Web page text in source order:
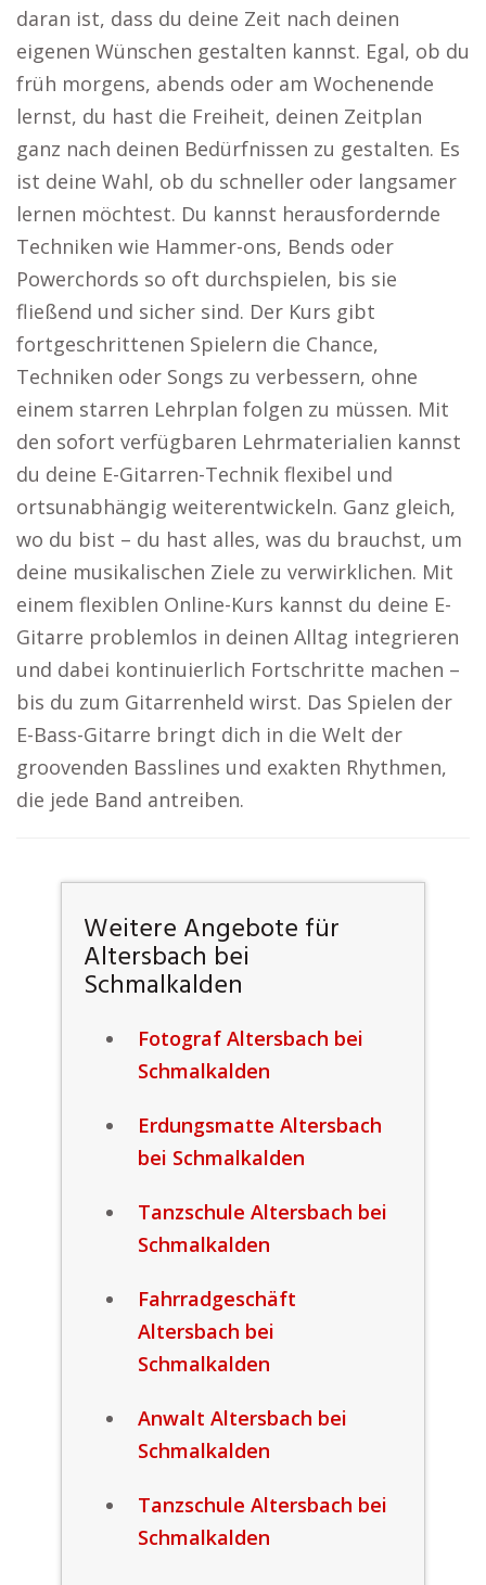
daran ist, dass du deine Zeit nach deinen
eigenen Wünschen gestalten kannst. Egal, ob du
früh morgens, abends oder am Wochenende
lernst, du hast die Freiheit, deinen Zeitplan
ganz nach deinen Bedürfnissen zu gestalten. Es
ist deine Wahl, ob du schneller oder langsamer
lernen möchtest. Du kannst herausfordernde
Techniken wie Hammer-ons, Bends oder
Powerchords so oft durchspielen, bis sie
fließend und sicher sind. Der Kurs gibt
fortgeschrittenen Spielern die Chance,
Techniken oder Songs zu verbessern, ohne
einem starren Lehrplan folgen zu müssen. Mit
den sofort verfügbaren Lehrmaterialien kannst
du deine E-Gitarren-Technik flexibel und
ortsunabhängig weiterentwickeln. Ganz gleich,
wo du bist – du hast alles, was du brauchst, um
deine musikalischen Ziele zu verwirklichen. Mit
einem flexiblen Online-Kurs kannst du deine E-
Gitarre problemlos in deinen Alltag integrieren
und dabei kontinuierlich Fortschritte machen –
bis du zum Gitarrenheld wirst. Das Spielen der
E-Bass-Gitarre bringt dich in die Welt der
groovenden Basslines und exakten Rhythmen,
die jede Band antreiben.
Weitere Angebote für
Altersbach bei
Schmalkalden
Fotograf Altersbach bei
Schmalkalden
Erdungsmatte Altersbach
bei Schmalkalden
Tanzschule Altersbach bei
Schmalkalden
Fahrradgeschäft
Altersbach bei
Schmalkalden
Anwalt Altersbach bei
Schmalkalden
Tanzschule Altersbach bei
Schmalkalden